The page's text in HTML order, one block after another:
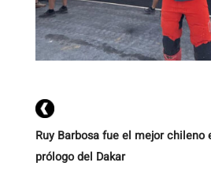
Ruy Barbosa fue el mejor chileno
prólogo del Dakar